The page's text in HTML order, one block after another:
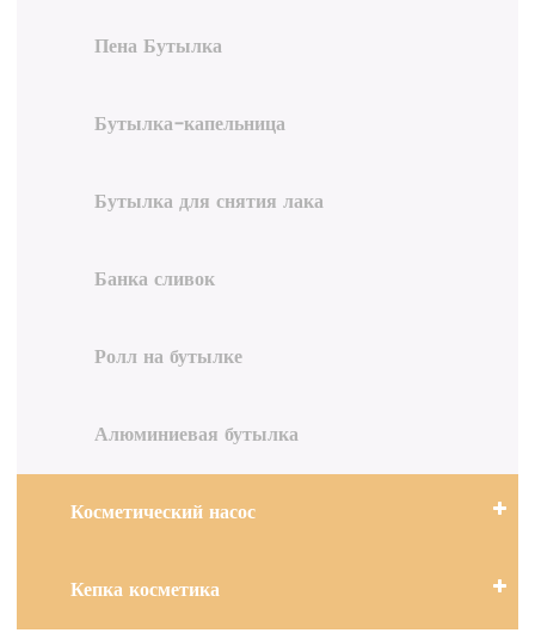
Пена Бутылка
Бутылка-капельница
Бутылка для снятия лака
Банка сливок
Ролл на бутылке
Алюминиевая бутылка
Косметический насос
Кепка косметика